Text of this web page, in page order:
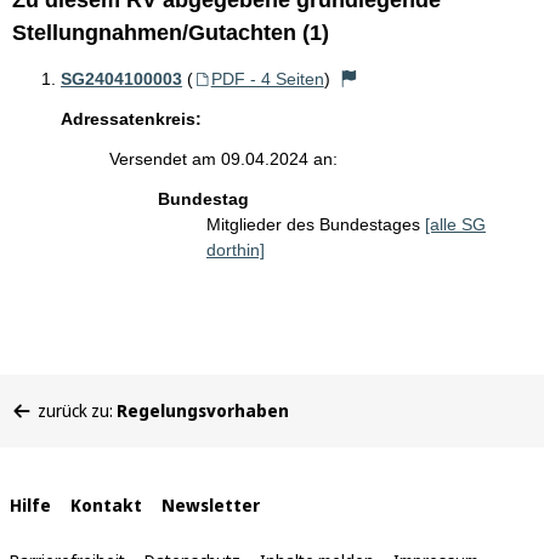
Stellungnahmen/Gutachten (1)
SG2404100003 ( PDF - 4 Seiten)
Adressatenkreis:
Versendet am 09.04.2024 an:
Bundestag
Mitglieder des Bundestages [alle SG
dorthin]
befinden
zurück zu: Regelungsvorhaben
Interne
Links
Hilfe Kontakt Newsletter